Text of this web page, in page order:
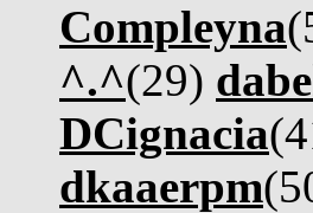
Compleyna
^.^(29)
DCignacia
dkaaerpm